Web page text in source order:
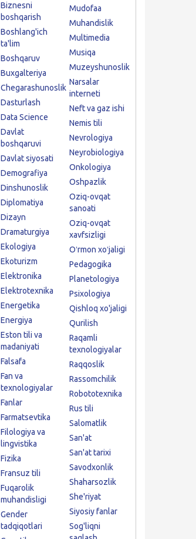
Biznesni
boshqarish
Boshlang'ich
ta'lim
Boshqaruv
Buxgalteriya
Chegarashunoslik
Dasturlash
Data Science
Davlat
boshqaruvi
Davlat siyosati
Demografiya
Dinshunoslik
Diplomatiya
Dizayn
Dramaturgiya
Ekologiya
Ekoturizm
Elektronika
Elektrotexnika
Energetika
Energiya
Eston tili va
madaniyati
Falsafa
Fan va
texnologiyalar
Fanlar
Farmatsevtika
Filologiya va
lingvistika
Fizika
Fransuz tili
Fuqarolik
muhandisligi
Gender
tadqiqotlari
Mudofaa
Muhandislik
Multimedia
Musiqa
Muzeyshunoslik
Narsalar
interneti
Neft va gaz ishi
Nemis tili
Nevrologiya
Neyrobiologiya
Onkologiya
Oshpazlik
Oziq-ovqat
sanoati
Oziq-ovqat
xavfsizligi
Oʻrmon xoʻjaligi
Pedagogika
Planetologiya
Psixologiya
Qishloq xo'jaligi
Qurilish
Raqamli
texnologiyalar
Raqqoslik
Rassomchilik
Robototexnika
Rus tili
Salomatlik
San'at
San'at tarixi
Savodxonlik
Shaharsozlik
She'riyat
Siyosiy fanlar
Sog'liqni